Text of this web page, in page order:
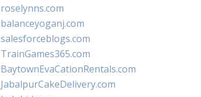
roselynns.com
balanceyoganj.com
salesforceblogs.com
TrainGames365.com
BaytownEvaCationRentals.com
JabalpurCakeDelivery.com